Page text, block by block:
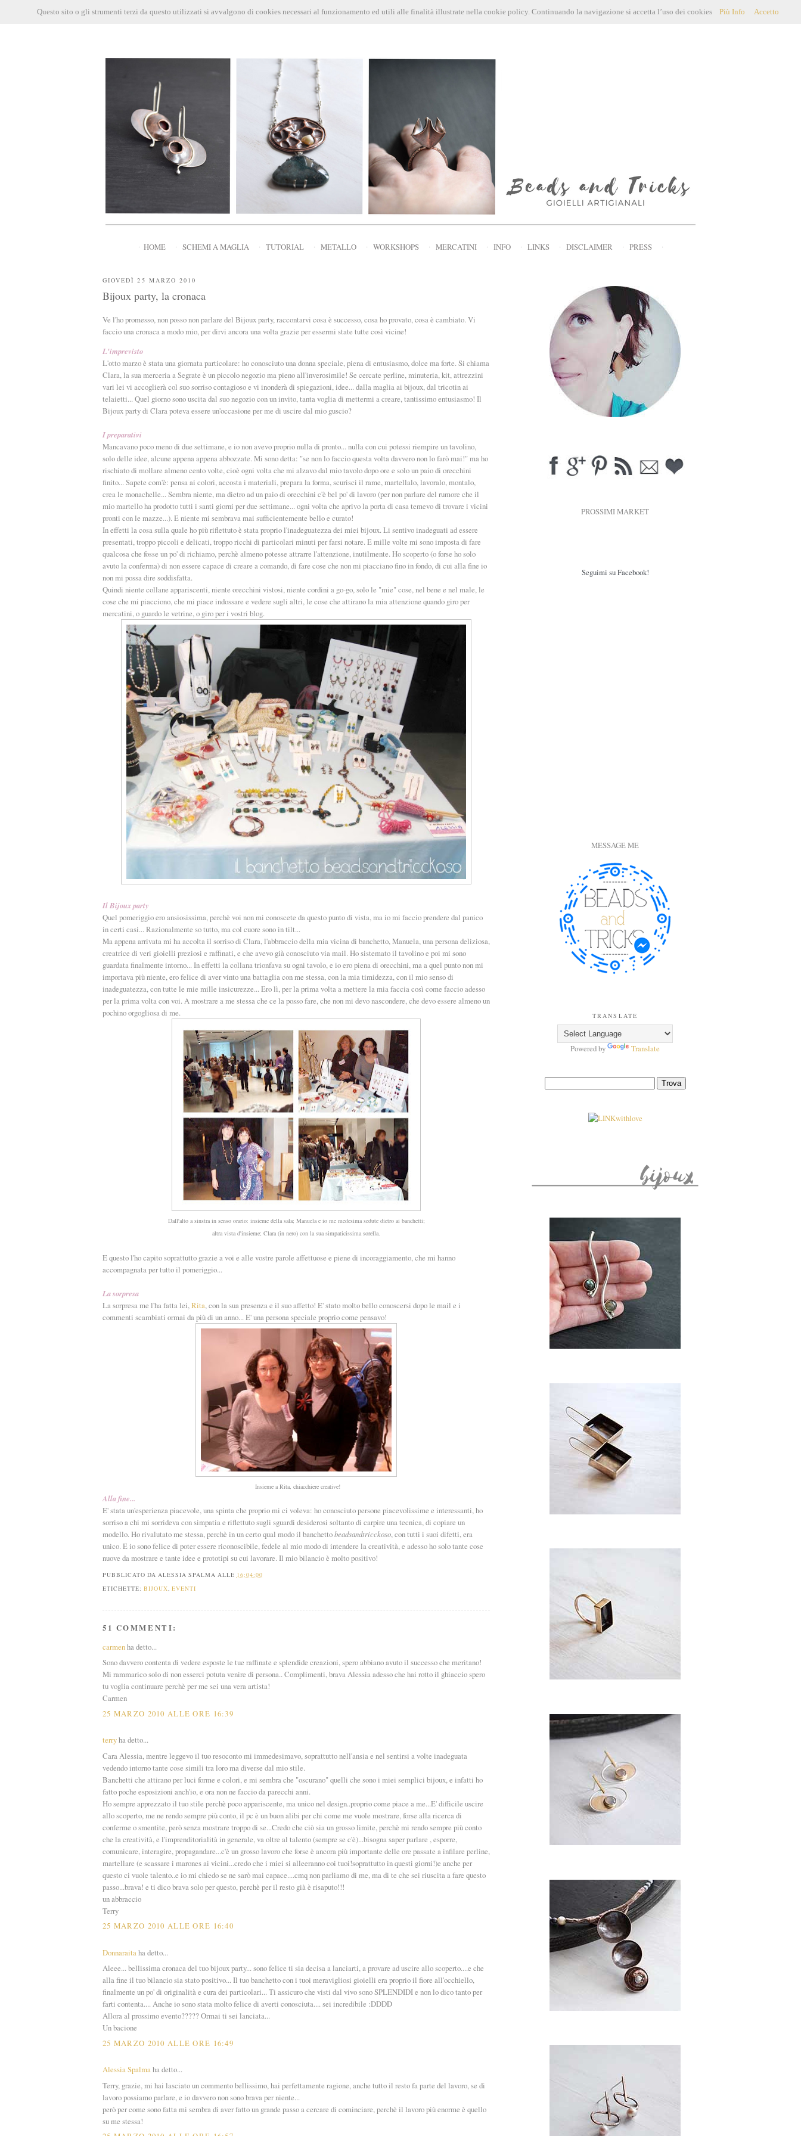
∙ HOME ∙ SCHEMI A MAGLIA ∙ TUTORIAL ∙ METALLO ∙ WORKSHOPS ∙ MERCATINI ∙ INFO ∙ LINKS ∙ DISCLAIMER ∙ PRESS ∙
GIOVEDÌ 25 MARZO 2010
Bijoux party, la cronaca
Ve l'ho promesso, non posso non parlare del Bijoux party, raccontarvi cosa è successo, cosa ho provato, cosa è cambiato. Vi
faccio una cronaca a modo mio, per dirvi ancora una volta grazie per essermi state tutte così vicine!
L'imprevisto
L'otto marzo è stata una giornata particolare: ho conosciuto una donna speciale, piena di entusiasmo, dolce ma forte. Si chiama
Clara, la sua merceria a Segrate è un piccolo negozio ma pieno all'inverosimile! Se cercate perline, minuteria, kit, attrezzini
vari lei vi accoglierà col suo sorriso contagioso e vi inonderà di spiegazioni, idee... dalla maglia ai bijoux, dal tricotin ai
telaietti... Quel giorno sono uscita dal suo negozio con un invito, tanta voglia di mettermi a creare, tantissimo entusiasmo! Il
Bijoux party di Clara poteva essere un'occasione per me di uscire dal mio guscio?
I preparativi
Mancavano poco meno di due settimane, e io non avevo proprio nulla di pronto... nulla con cui potessi riempire un tavolino,
solo delle idee, alcune appena appena abbozzate. Mi sono detta: "se non lo faccio questa volta davvero non lo farò mai!" ma ho
rischiato di mollare almeno cento volte, cioè ogni volta che mi alzavo dal mio tavolo dopo ore e solo un paio di orecchini
finito... Sapete com'è: pensa ai colori, accosta i materiali, prepara la forma, scurisci il rame, martellalo, lavoralo, montalo,
crea le monachelle... Sembra niente, ma dietro ad un paio di orecchini c'è bel po' di lavoro (per non parlare del rumore che il
mio martello ha prodotto tutti i santi giorni per due settimane... ogni volta che aprivo la porta di casa temevo di trovare i vicini
pronti con le mazze...). E niente mi sembrava mai sufficientemente bello e curato!
In effetti la cosa sulla quale ho più riflettuto è stata proprio l'inadeguatezza dei miei bijoux. Li sentivo inadeguati ad essere
presentati, troppo piccoli e delicati, troppo ricchi di particolari minuti per farsi notare. E mille volte mi sono imposta di fare
qualcosa che fosse un po' di richiamo, perchè almeno potesse attrarre l'attenzione, inutilmente. Ho scoperto (o forse ho solo
avuto la conferma) di non essere capace di creare a comando, di fare cose che non mi piacciano fino in fondo, di cui alla fine io
non mi possa dire soddisfatta.
Quindi niente collane appariscenti, niente orecchini vistosi, niente cordini a go-go, solo le "mie" cose, nel bene e nel male, le
cose che mi piacciono, che mi piace indossare e vedere sugli altri, le cose che attirano la mia attenzione quando giro per
mercatini, o guardo le vetrine, o giro per i vostri blog.
Il Bijoux party
Quel pomeriggio ero ansiosissima, perchè voi non mi conoscete da questo punto di vista, ma io mi faccio prendere dal panico
in certi casi... Razionalmente so tutto, ma col cuore sono in tilt...
Ma appena arrivata mi ha accolta il sorriso di Clara, l'abbraccio della mia vicina di banchetto, Manuela, una persona deliziosa,
creatrice di veri gioielli preziosi e raffinati, e che avevo già conosciuto via mail. Ho sistemato il tavolino e poi mi sono
guardata finalmente intorno... In effetti la collana trionfava su ogni tavolo, e io ero piena di orecchini, ma a quel punto non mi
importava più niente, ero felice di aver vinto una battaglia con me stessa, con la mia timidezza, con il mio senso di
inadeguatezza, con tutte le mie mille insicurezze... Ero lì, per la prima volta a mettere la mia faccia così come faccio adesso
per la prima volta con voi. A mostrare a me stessa che ce la posso fare, che non mi devo nascondere, che devo essere almeno un
pochino orgogliosa di me.
Dall'alto a sinstra in senso orario: insieme della sala; Manuela e io me medesima sedute dietro ai banchetti;
altra vista d'insieme; Clara (in nero) con la sua simpaticissima sorella.
E questo l'ho capito soprattutto grazie a voi e alle vostre parole affettuose e piene di incoraggiamento, che mi hanno
accompagnata per tutto il pomeriggio...
La sorpresa
La sorpresa me l'ha fatta lei, Rita, con la sua presenza e il suo affetto! E' stato molto bello conoscersi dopo le mail e i
commenti scambiati ormai da più di un anno... E' una persona speciale proprio come pensavo!
Insieme a Rita, chiacchiere creative!
Alla fine...
E' stata un'esperienza piacevole, una spinta che proprio mi ci voleva: ho conosciuto persone piacevolissime e interessanti, ho
sorriso a chi mi sorrideva con simpatia e riflettuto sugli sguardi desiderosi soltanto di carpire una tecnica, di copiare un
modello. Ho rivalutato me stessa, perchè in un certo qual modo il banchettobeadsandtricckoso, con tutti i suoi difetti, era
unico. E io sono felice di poter essere riconoscibile, fedele al mio modo di intendere la creatività, e adesso ho solo tante cose
nuove da mostrare e tante idee e prototipi su cui lavorare. Il mio bilancio è molto positivo!
PUBBLICATO DA ALESSIA SPALMA ALLE 16:04:00
ETICHETTE: BIJOUX, EVENTI
51 COMMENTI:
carmenha detto...
Sono davvero contenta di vedere esposte le tue raffinate e splendide creazioni, spero abbiano avuto il successo che meritano!
Mi rammarico solo di non esserci potuta venire di persona.. Complimenti, brava Alessia adesso che hai rotto il ghiaccio spero
tu voglia continuare perchè per me sei una vera artista!
Carmen
25 MARZO 2010 ALLE ORE 16:39
terryha detto...
Cara Alessia, mentre leggevo il tuo resoconto mi immedesimavo, soprattutto nell'ansia e nel sentirsi a volte inadeguata
vedendo intorno tante cose simili tra loro ma diverse dal mio stile.
Banchetti che attirano per luci forme e colori, e mi sembra che "oscurano" quelli che sono i miei semplici bijoux, e infatti ho
fatto poche esposizioni anch'io, e ora non ne faccio da parecchi anni.
Ho sempre apprezzato il tuo stile perchè poco appariscente, ma unico nel design..proprio come piace a me...E' difficile uscire
allo scoperto, me ne rendo sempre più conto, il pc è un buon alibi per chi come me vuole mostrare, forse alla ricerca di
conferme o smentite, però senza mostrare troppo di se...Credo che ciò sia un grosso limite, perchè mi rendo sempre più conto
che la creatività, e l'imprenditorialità in generale, va oltre al talento (sempre se c'è)...bisogna saper parlare , esporre,
comunicare, interagire, propagandare...c'è un grosso lavoro che forse è ancora più importante delle ore passate a infilare perline,
martellare (e scassare i marones ai vicini...credo che i miei si alleeranno coi tuoi!soprattutto in questi giorni!)e anche per
questo ci vuole talento..e io mi chiedo se ne sarò mai capace....cmq non parliamo di me, ma di te che sei riuscita a fare questo
passo...brava! e ti dico brava solo per questo, perchè per il resto già è risaputo!!!
un abbraccio
Terry
25 MARZO 2010 ALLE ORE 16:40
Donnaraitaha detto...
Aleee... bellissima cronaca del tuo bijoux party... sono felice ti sia decisa a lanciarti, a provare ad uscire allo scoperto....e che
alla fine il tuo bilancio sia stato positivo... Il tuo banchetto con i tuoi meravigliosi gioielli era proprio il fiore all'occhiello,
finalmente un po' di originalità e cura dei particolari... Ti assicuro che visti dal vivo sono SPLENDIDI e non lo dico tanto per
farti contenta.... Anche io sono stata molto felice di averti conosciuta.... sei incredibile :DDDD
Allora al prossimo evento????? Ormai ti sei lanciata...
Un bacione
25 MARZO 2010 ALLE ORE 16:49
Alessia Spalmaha detto...
Terry, grazie, mi hai lasciato un commento bellissimo, hai perfettamente ragione, anche tutto il resto fa parte del lavoro, se di
lavoro possiamo parlare, e io davvero non sono brava per niente...
però per come sono fatta mi sembra di aver fatto un grande passo a cercare di cominciare, perchè il lavoro più enorme è quello
su me stessa!
PROSSIMI MARKET
Seguimi su Facebook!
MESSAGE ME
TRANSLATE
Powered by Translate
Questo sito o gli strumenti terzi da questo utilizzati si avvalgono di cookies necessari al funzionamento ed utili alle finalità illustrate nella cookie policy. Continuando la navigazione si accetta l’uso dei cookies Più Info Accetto